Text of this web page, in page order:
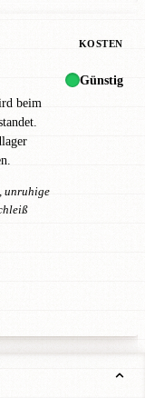
KOSTEN
beim
unruhige
Günstig